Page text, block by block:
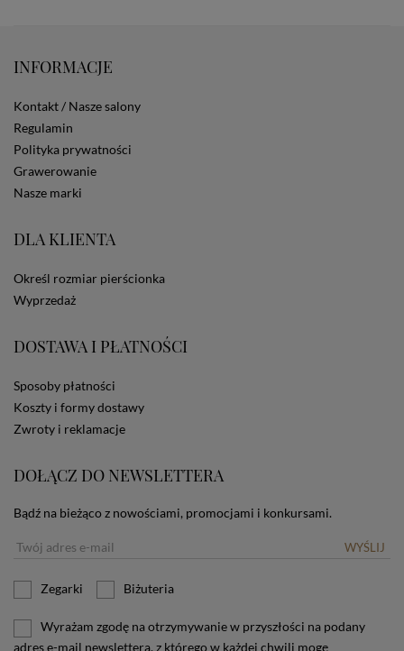
zawartości naszej strony
Na stronie Sklepu są wykorzystywane pliki cookies.
Stosowane są one w celach zapewnienia maksymalnej
wygody wszystkich użytkowników (w tym Kupujących)
przy korzystaniu ze Sklepu (zapamiętywanie
preferencji i ustawień na stronie, zbieranie
anonimowych danych dla celów reklamowych i
portale społecznościowe, np. Facebook). Korzystanie
ze Sklepu bez zmiany ustawień w przeglądarce
zamieszczane w urządzeniu końcowym każdego
użytkownika. Jeżeli użytkownik nie wyraża zgody na
ustawienia swojej przeglądarki.
informacji o plikach cookies.
INFORMACJE
Kontakt / Nasze salony
Regulamin
Polityka prywatności
Grawerowanie
Nasze marki
DLA KLIENTA
Określ rozmiar pierścionka
Wyprzedaż
DOSTAWA I PŁATNOŚCI
Sposoby płatności
Koszty i formy dostawy
Zwroty i reklamacje
DOŁĄCZ DO NEWSLETTERA
Bądź na bieżąco z nowościami, promocjami i konkursami.
WYŚLIJ
Zegarki Biżuteria
Wyrażam zgodę na otrzymywanie w przyszłości na podany
adres e-mail newslettera, z którego w każdej chwili mogę